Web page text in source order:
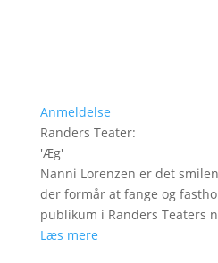
Anmeldelse
Randers Teater:
'Æg'
Nanni Lorenzen er det
der formår at fange og
publikum i Randers Teaters
Læs mere